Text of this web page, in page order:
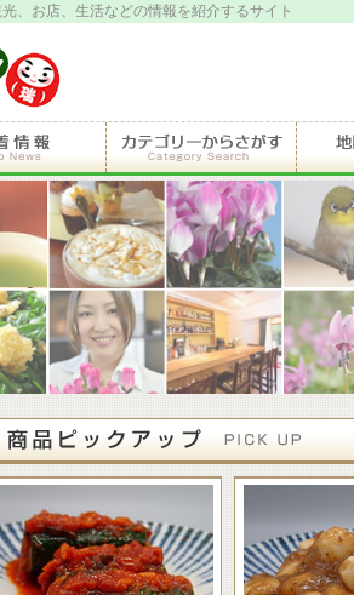
、お店、生活などの情報を紹介するサイト